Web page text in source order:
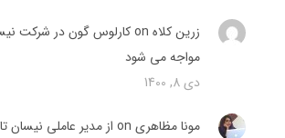
زرین کلاهon
کارلوس گون در شرکت
مواجه می شود
دی 8, 1400
مونا مظاهری on
از مدیر عاملی نیسان